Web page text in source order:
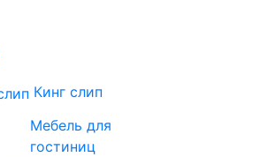
Кинг слип
Мебель для
гостиниц